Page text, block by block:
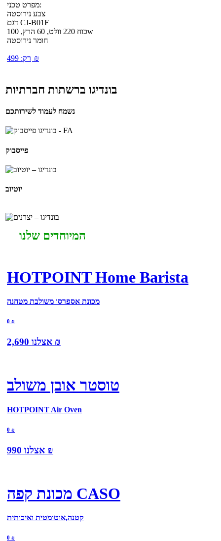
מפרט טכני:
צבע נירוסטה
דגם CJ-B01F
כוח 220 וולט, 60 הרץ, 100w
חומר נירוסטה
רק: 499 ₪
בונדיגו ברשתות חברתיות
נשמח לעמוד לשירותכם
פייסבוק
יוטיוב
המיוחדים שלנו
HOTPOINT Home Barista
מכונת אספרסו משולבת מטחנה
0 ₪
אצלנו 2,690 ₪
טוסטר אובן משולב
HOTPOINT Air Oven
0 ₪
אצלנו 990 ₪
מכונת קפה CASO
קטנה,אוטומטית ואיכותית
0 ₪